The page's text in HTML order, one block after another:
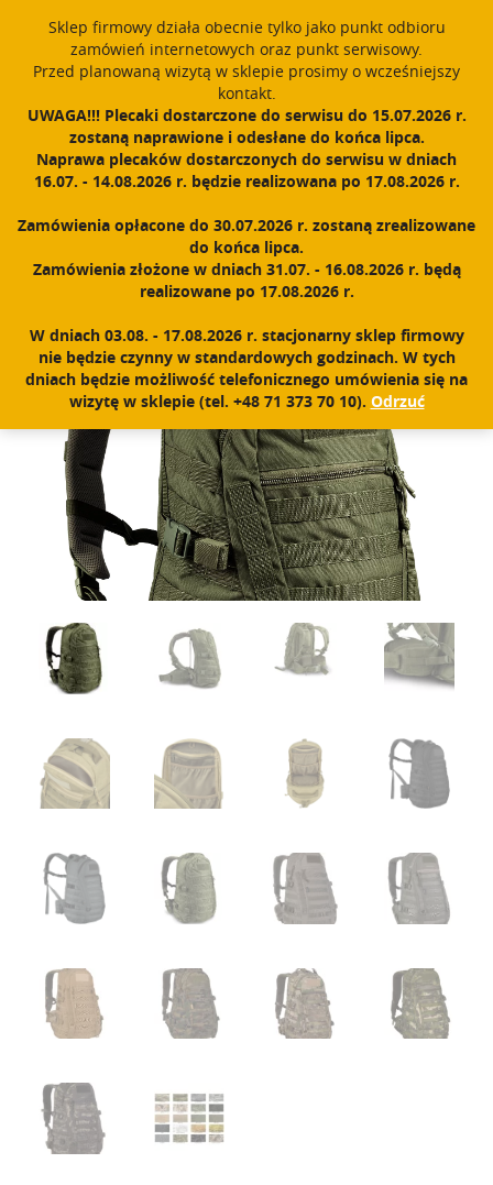
{dataLayer.push(arguments);} gtag('js', new Date()); gtag('config',
'UA-11892555-1');
PROUDLY MADE IN POLAND SINCE 1984 Polski
Zarejestruj się Zaloguj się 0
N
w
g
j
a
Caracal
Sklep firmowy działa obecnie tylko jako punkt odbioru
zamówień internetowych oraz punkt serwisowy.
Przed planowaną wizytą w sklepie prosimy o wcześniejszy
kontakt.
UWAGA!!! Plecaki dostarczone do serwisu do 15.07.2026 r.
zostaną naprawione i odesłane do końca lipca.
Naprawa plecaków dostarczonych do serwisu w dniach
16.07. - 14.08.2026 r. będzie realizowana po 17.08.2026 r.
Zamówienia opłacone do 30.07.2026 r. zostaną zrealizowane
do końca lipca.
Zamówienia złożone w dniach 31.07. - 16.08.2026 r. będą
realizowane po 17.08.2026 r.
W dniach 03.08. - 17.08.2026 r. stacjonarny sklep firmowy
nie będzie czynny w standardowych godzinach. W tych
dniach będzie możliwość telefonicznego umówienia się na
wizytę w sklepie (tel. +48 71 373 70 10). Odrzuć